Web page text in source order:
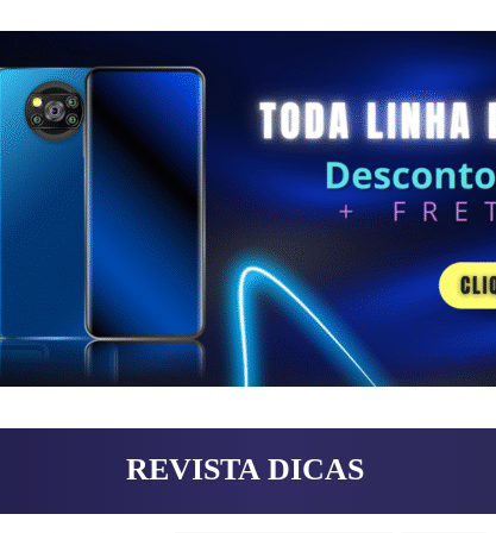
REVISTA DICAS